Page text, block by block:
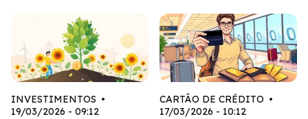
INVESTIMENTOS •
19/03/2026 - 09:12
CARTÃO DE CRÉDITO •
17/03/2026 - 10:12